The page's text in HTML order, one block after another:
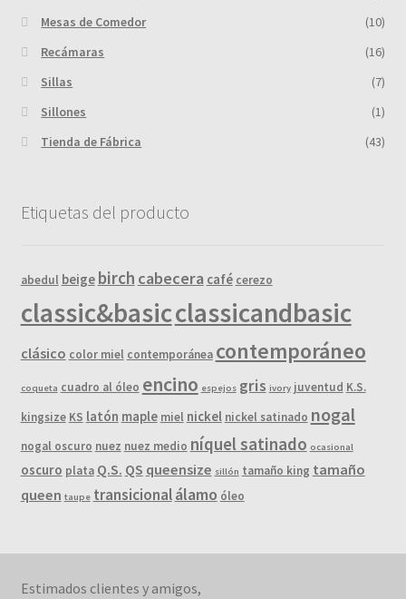
Mesas de Comedor
(10)
Recámaras
(16)
Sillas
(7)
Sillones
(1)
Tienda de Fábrica
(43)
Etiquetas del producto
abedul beige birch cabecera café cerezo
classic&basicclassicandbasic
clásico color miel contemporánea contemporáneo
coqueta cuadro al óleo encino espejos gris ivory juventud K.S.
kingsize KS latón maple miel nickel nickel satinado nogal
nogal oscuro nuez nuez medio níquel satinado ocasional
oscuro plata Q.S. QS queensize sillón tamaño king tamaño
queen taupe transicionalálamo óleo
Estimados clientes y amigos,